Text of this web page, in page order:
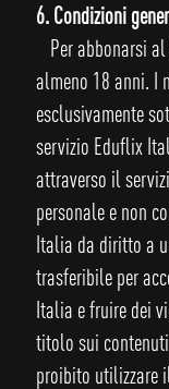
6. Condizioni
Per abbonarsi
almeno 18 anni. I
esclusivamente
servizio Eduflix
attraverso il
personale e non
Italia da diritto a
trasferibile per
Italia e fruire dei
titolo sui
proibito utilizzare